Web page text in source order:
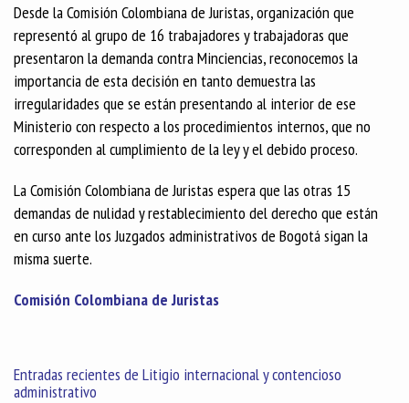
Desde la Comisión Colombiana de Juristas, organización que
representó al grupo de 16 trabajadores y trabajadoras que
presentaron la demanda contra Minciencias, reconocemos la
importancia de esta decisión en tanto demuestra las
irregularidades que se están presentando al interior de ese
Ministerio con respecto a los procedimientos internos, que no
corresponden al cumplimiento de la ley y el debido proceso.
La Comisión Colombiana de Juristas espera que las otras 15
demandas de nulidad y restablecimiento del derecho que están
en curso ante los Juzgados administrativos de Bogotá sigan la
misma suerte.
Comisión Colombiana de Juristas
Entradas recientes de Litigio internacional y contencioso
administrativo